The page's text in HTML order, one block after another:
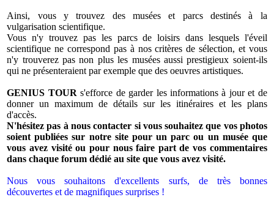
Ainsi, vous y trouvez des musées et parcs destinés à la
vulgarisation scientifique.
Vous n'y trouvez pas les parcs de loisirs dans lesquels l'éveil
scientifique ne correspond pas à nos critères de sélection, et vous
n'y trouverez pas non plus les musées aussi prestigieux soient-ils
qui ne présenteraient par exemple que des oeuvres artistiques.
GENIUS TOURs'efforce de garder les informations à jour et de
donner un maximum de détails sur les itinéraires et les plans
d'accès.
N'hésitez pas à nous contacter si vous souhaitez que vos photos
soient publiées sur notre site pour un parc ou un musée que
vous avez visité ou pour nous faire part de vos commentaires
dans chaque forum dédié au site que vous avez visité.
Nous vous souhaitons d'excellents surfs, de très bonnes
découvertes et de magnifiques surprises !